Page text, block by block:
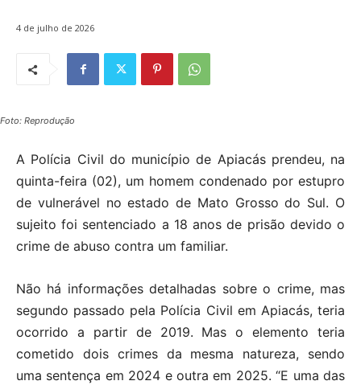
4 de julho de 2026
Foto: Reprodução
A Polícia Civil do município de Apiacás prendeu, na
quinta-feira (02), um homem condenado por estupro
de vulnerável no estado de Mato Grosso do Sul. O
sujeito foi sentenciado a 18 anos de prisão devido o
crime de abuso contra um familiar.
Não há informações detalhadas sobre o crime, mas
segundo passado pela Polícia Civil em Apiacás, teria
ocorrido a partir de 2019. Mas o elemento teria
cometido dois crimes da mesma natureza, sendo
uma sentença em 2024 e outra em 2025. “E uma das